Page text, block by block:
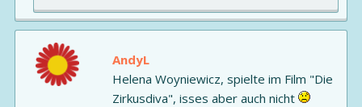
AndyL
Helena Woyniewicz, spielte im Film "Die
Zirkusdiva", isses aber auch nicht